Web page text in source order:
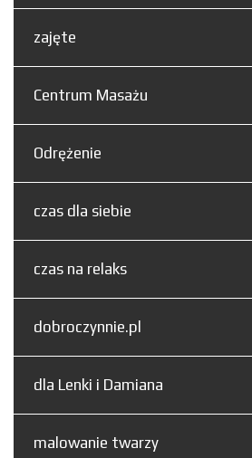
zajęte
Centrum Masażu
Odrężenie
czas dla siebie
czas na relaks
dobroczynnie.pl
dla Lenki i Damiana
malowanie twarzy